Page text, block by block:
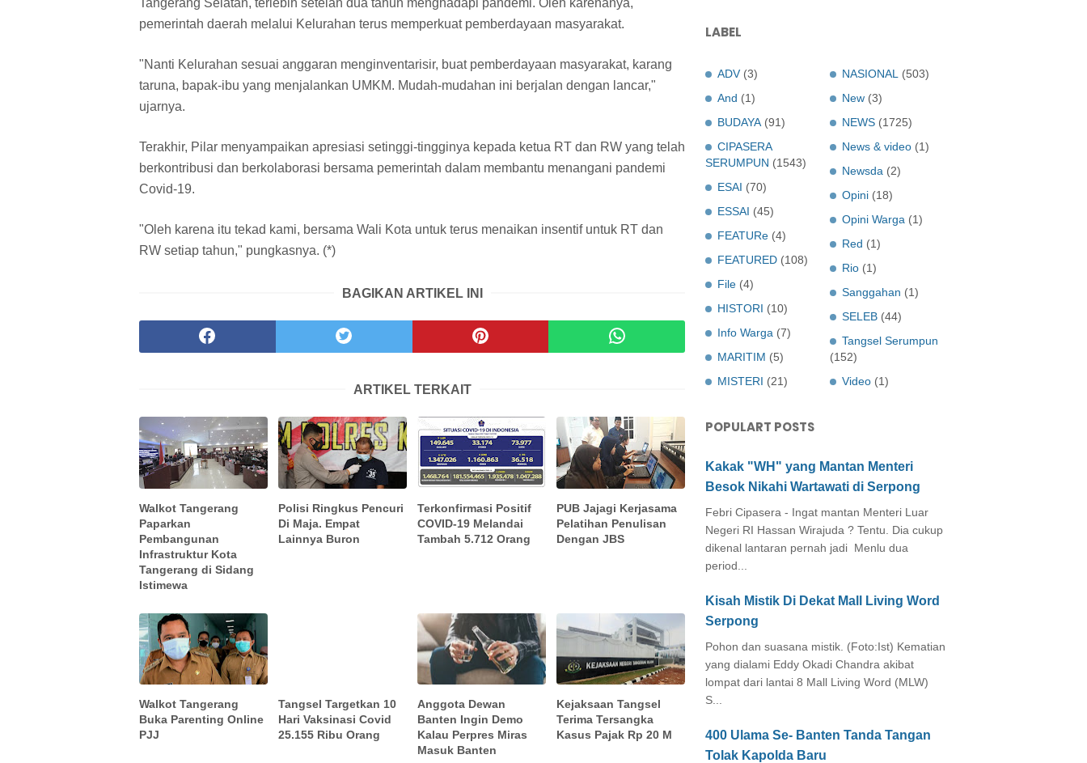
pemerintah daerah melalui Kelurahan terus memperkuat pemberdayaan masyarakat.
"Nanti Kelurahan sesuai anggaran menginventarisir, buat pemberdayaan masyarakat, karang
taruna, bapak-ibu yang menjalankan UMKM. Mudah-mudahan ini berjalan dengan lancar,"
ujarnya.
Terakhir, Pilar menyampaikan apresiasi setinggi-tingginya kepada ketua RT dan RW yang telah
berkontribusi dan berkolaborasi bersama pemerintah dalam membantu menangani pandemi
Covid-19.
"Oleh karena itu tekad kami, bersama Wali Kota untuk terus menaikan insentif untuk RT dan
RW setiap tahun," pungkasnya. (*)
BAGIKAN ARTIKEL INI
ARTIKEL TERKAIT
Walkot Tangerang
Paparkan
Pembangunan
Infrastruktur Kota
Tangerang di Sidang
Istimewa
Polisi Ringkus Pencuri
Di Maja. Empat
Lainnya Buron
Terkonfirmasi Positif
COVID-19 Melandai
Tambah 5.712 Orang
PUB Jajagi Kerjasama
Pelatihan Penulisan
Dengan JBS
Walkot Tangerang
Buka Parenting Online
PJJ
Tangsel Targetkan 10
Hari Vaksinasi Covid
25.155 Ribu Orang
Anggota Dewan
Banten Ingin Demo
Kalau Perpres Miras
Masuk Banten
Kejaksaan Tangsel
Terima Tersangka
Kasus Pajak Rp 20 M
LABEL
ADV (3)
And (1)
BUDAYA (91)
CIPASERA
SERUMPUN (1543)
ESAI (70)
ESSAI (45)
FEATURe (4)
FEATURED (108)
File (4)
HISTORI (10)
Info Warga (7)
MARITIM (5)
MISTERI (21)
NASIONAL
(503)
New (3)
NEWS (1725)
News & video (1)
Newsda (2)
Opini (18)
Opini Warga (1)
Red (1)
Rio (1)
Sanggahan (1)
SELEB (44)
Tangsel Serumpun
(152)
Video (1)
POPULART POSTS
Kakak "WH" yang Mantan Menteri
Besok Nikahi Wartawati di Serpong
Febri Cipasera - Ingat mantan Menteri Luar
Negeri RI Hassan Wirajuda ? Tentu. Dia cukup
dikenal lantaran pernah jadi Menlu dua
period...
Kisah Mistik Di Dekat Mall Living Word
Serpong
Pohon dan suasana mistik. (Foto:Ist) Kematian
yang dialami Eddy Okadi Chandra akibat
lompat dari lantai 8 Mall Living Word (MLW)
S...
400 Ulama Se- Banten Tanda Tangan
Tolak Kapolda Baru